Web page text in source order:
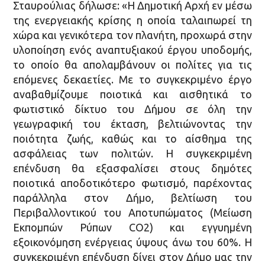
Σταυρούλιας δήλωσε: «Η Δημοτική Αρχή εν μέσω
της ενεργειακής κρίσης η οποία ταλαιπωρεί τη
χώρα και γενικότερα τον πλανήτη, προχωρά στην
υλοποίηση ενός αναπτυξιακού έργου υποδομής,
το οποίο θα απολαμβάνουν οι πολίτες για τις
επόμενες δεκαετίες. Με το συγκεκριμένο έργο
αναβαθμίζουμε ποιοτικά και αισθητικά το
φωτιστικό δίκτυο του Δήμου σε όλη την
γεωγραφική του έκταση, βελτιώνοντας την
ποιότητα ζωής, καθώς και το αίσθημα της
ασφάλειας των πολιτών. Η συγκεκριμένη
επένδυση θα εξασφαλίσει στους δημότες
ποιοτικά αποδοτικότερο φωτισμό, παρέχοντας
παράλληλα στον Δήμο, βελτίωση του
Περιβαλλοντικού του Αποτυπώματος (Μείωση
Εκπομπών Ρύπων CO2) και εγγυημένη
εξοικονόμηση ενέργειας ύψους άνω του 60%. Η
συγκεκριμένη επένδυση δίνει στον Δήμο μας την